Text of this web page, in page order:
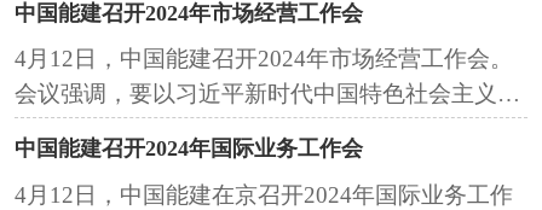
一思想，凝聚共识，明...
中国能建召开2024年市场经营工作会
4月12日，中国能建召开2024年市场经营工作会。
会议强调，要以习近平新时代中国特色社会主义思
神以及公司2024年工...
中国能建召开2024年国际业务工作会
4月12日，中国能建在京召开2024年国际业务工作